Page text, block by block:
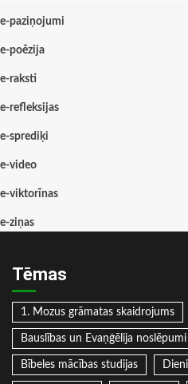
e-paziņojumi
e-poēzija
e-raksti
e-refleksijas
e-sprediķi
e-video
e-viktorīnas
e-ziņas
Tēmas
1. Mozus grāmatas skaidrojums
Bauslības un Evaņģēlija noslēpumi
Bībeles mācības studijas